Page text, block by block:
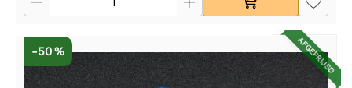
AFGEPRIJSD
-50 %